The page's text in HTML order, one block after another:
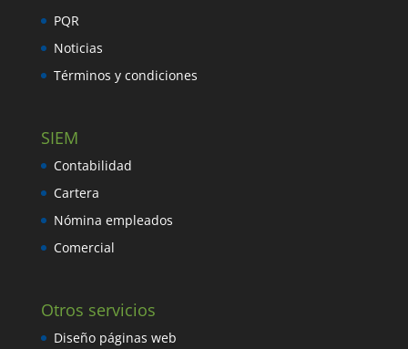
PQR
Noticias
Términos y condiciones
SIEM
Contabilidad
Cartera
Nómina empleados
Comercial
Otros servicios
Diseño páginas web